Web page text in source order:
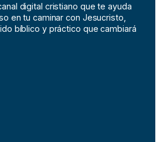
digital cristiano que te ayuda
en tu caminar con Jesucristo,
bíblico y práctico que cambiará